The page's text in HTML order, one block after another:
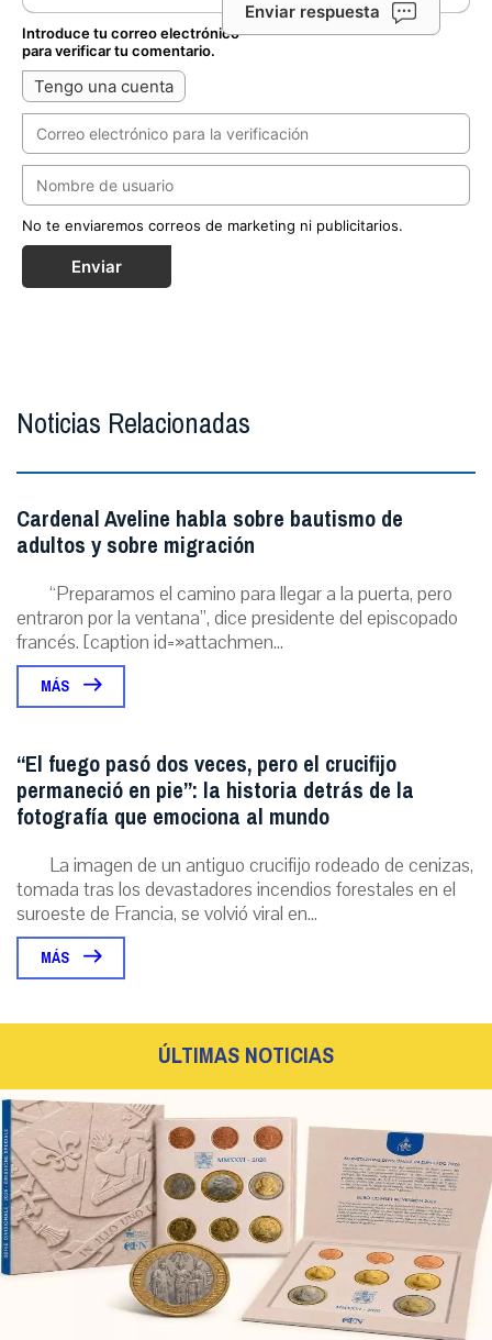
Enviar respuesta
Introduce tu correo electrónico
para verificar tu comentario.
Tengo una cuenta
No te enviaremos correos de marketing ni publicitarios.
Enviar
Noticias Relacionadas
Cardenal Aveline habla sobre bautismo de
adultos y sobre migración
“Preparamos el camino para llegar a la puerta, pero
entraron por la ventana”, dice presidente del episcopado
francés. [caption id=»attachmen...
MÁS
“El fuego pasó dos veces, pero el crucifijo
permaneció en pie”: la historia detrás de la
fotografía que emociona al mundo
La imagen de un antiguo crucifijo rodeado de cenizas,
tomada tras los devastadores incendios forestales en el
suroeste de Francia, se volvió viral en...
MÁS
ÚLTIMAS NOTICIAS